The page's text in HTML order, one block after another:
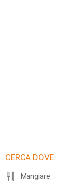
CERCA DOVE:
Mangiare